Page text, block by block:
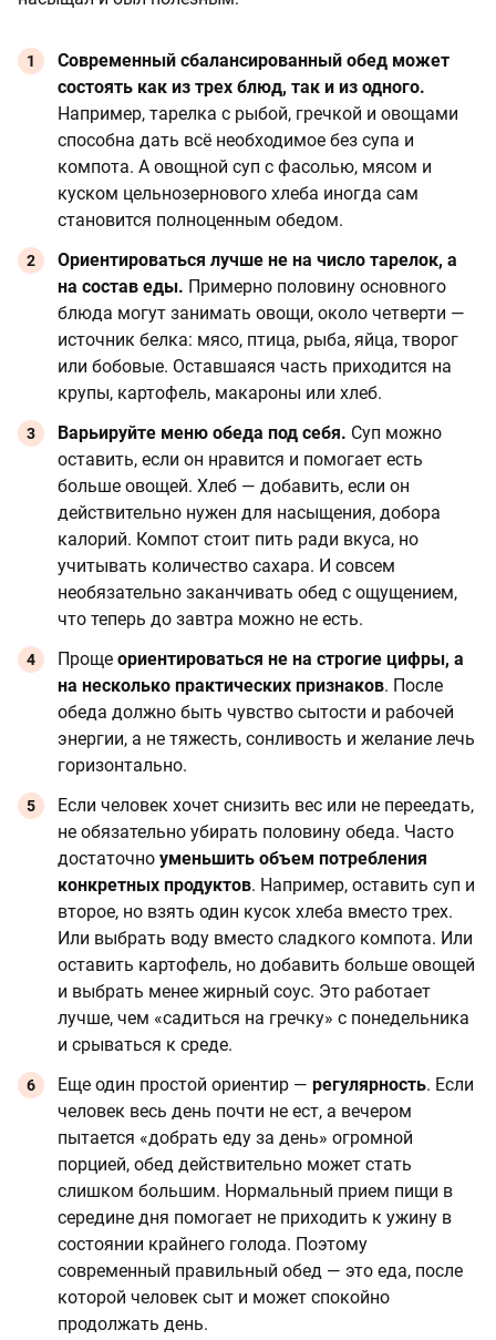
Современный сбалансированный обед может
состоять как из трех блюд, так и из одного.
Например, тарелка с рыбой, гречкой и овощами
способна дать всё необходимое без супа и
компота. А овощной суп с фасолью, мясом и
куском цельнозернового хлеба иногда сам
становится полноценным обедом.
Ориентироваться лучше не на число тарелок, а
на состав еды. Примерно половину основного
блюда могут занимать овощи, около четверти —
источник белка: мясо, птица, рыба, яйца, творог
или бобовые. Оставшаяся часть приходится на
крупы, картофель, макароны или хлеб.
Варьируйте меню обеда под себя. Суп можно
оставить, если он нравится и помогает есть
больше овощей. Хлеб — добавить, если он
действительно нужен для насыщения, добора
калорий. Компот стоит пить ради вкуса, но
учитывать количество сахара. И совсем
необязательно заканчивать обед с ощущением,
что теперь до завтра можно не есть.
Проще ориентироваться не на строгие цифры, а
на несколько практических признаков. После
обеда должно быть чувство сытости и рабочей
энергии, а не тяжесть, сонливость и желание лечь
горизонтально.
Если человек хочет снизить вес или не переедать,
не обязательно убирать половину обеда. Часто
достаточно уменьшить объем потребления
конкретных продуктов. Например, оставить суп и
второе, но взять один кусок хлеба вместо трех.
Или выбрать воду вместо сладкого компота. Или
оставить картофель, но добавить больше овощей
и выбрать менее жирный соус. Это работает
лучше, чем «садиться на гречку» с понедельника
и срываться к среде.
Еще один простой ориентир — регулярность. Если
человек весь день почти не ест, а вечером
пытается «добрать еду за день» огромной
порцией, обед действительно может стать
слишком большим. Нормальный прием пищи в
середине дня помогает не приходить к ужину в
состоянии крайнего голода. Поэтому
современный правильный обед — это еда, после
которой человек сыт и может спокойно
продолжать день.